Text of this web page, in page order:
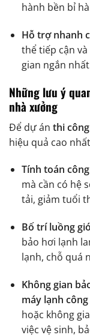
hành bền bỉ
Hỗ trợ nhanh
thể tiếp cận
gian ngắn
Những lưu ý
nhà xưởng
Để dự án thi
hiệu quả cao
Tính toán
mà cần có hệ
tải, giảm tuổi
Bố trí luồng
bảo hơi lạnh
lạnh, chỗ quá
Không gian
máy lạnh
hoặc không
việc vệ sinh,